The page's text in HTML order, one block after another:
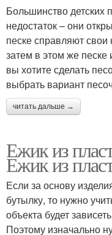
Большинство детских
недостаток – они
песке справляют
затем в этом же
вы хотите сделать
выбрать вариант
читать дальше →
Ежик из
Ежик из
Если за основу
бутылку, то нужно
объекта будет
Поэтому изначально